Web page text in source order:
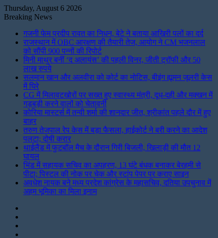
Thursday, August 6 2026
Breaking News
गजनी फेम प्रदीप रावत का निधन, बेटे ने बताया आखिरी पलों का दर्द
राजस्थान में OBC आरक्षण की तैयारी तेज, आयोग ने CM भजनलाल
को सौंपी 900 पन्नों की रिपोर्ट
मिनी माथुर बनीं ‘द अलायंस’ की पहली विनर, जीती ट्रॉफी और 50
लाख रुपये
सलमान खान और अलवीरा को कोर्ट का नोटिस, बीइंग ह्यूमन जूलरी केस
में घिरे
CG में मिलावटखोरों पर सख्त हुए स्वास्थ्य मंत्री, दूध-दही और मक्खन में
गड़बड़ी करने वालों को चेतावनी
कोरिया मास्टर्स में तन्वी शर्मा की शानदार जीत, श्रीकांत पहले दौर में हुए
बाहर
तरुण तेजपाल रेप केस में बड़ा फैसला, हाईकोर्ट ने बरी करने का आदेश
पलटा; दोषी करार
थाईलैंड में फुटबॉल मैच के दौरान गिरी बिजली, खिलाड़ी की मौत 12
घायल
भिंड में सहायक सचिव का अपहरण, 13 घंटे बंधक बनाकर बेरहमी से
पीटा; पिस्टल की नोक पर चेक और स्टांप पेपर पर कराए साइन
अवधेश नायक बने मध्य प्रदेश कांग्रेस के महासचिव, दतिया उपचुनाव में
अहम भूमिका का मिला इनाम